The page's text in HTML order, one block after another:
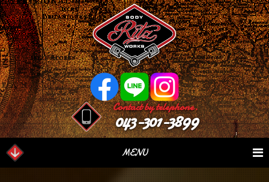
Contact by telephone.
043-301-3899
MENU